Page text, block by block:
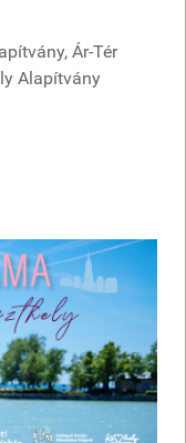
Ár-Tér
Alapítvány